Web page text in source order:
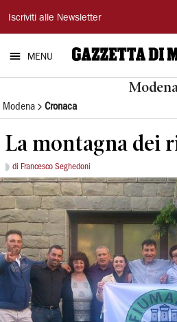
Gazzetta
di
Modena
Iscriviti alle Newsletter
MENU
Modena
Modena Cronaca
La montagna dei
di Francesco Seghedoni